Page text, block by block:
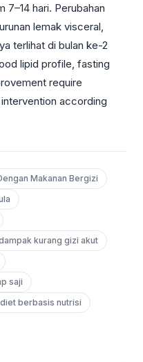
7–14 hari. Perubahan
lemak visceral,
terlihat di bulan ke-2
lipid profile, fasting
require
according
Makanan Bergizi
kurang gizi akut
saji
berbasis nutrisi